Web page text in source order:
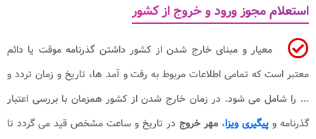
استعلام مجوز ورود و خروج از کشور
معیار و مبنای خارج شدن از کشور داشتن گذرنامه موقت یا دائم
معتبر است که تمامی اطلاعات مربوط به رفت و آمد ها، تاریخ و زمان تردد و
... را شامل می شود. در زمان خارج شدن از کشور همزمان با بررسی اعتبار
گذرنامه و پیگیری ویزا، مهر خروج در تاریخ و ساعت مشخص قید می گردد تا